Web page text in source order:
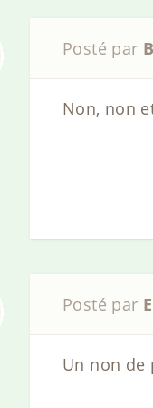
Posté par
Non, non
Posté par
Un non de